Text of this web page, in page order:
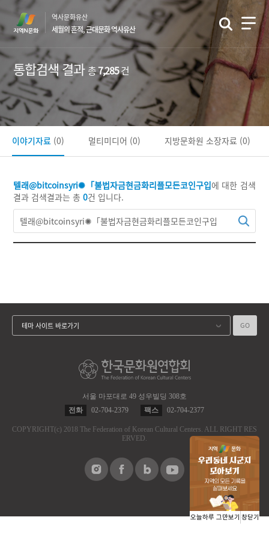
문
바
로
기
역사문화유산
세월의 흔적, 근대문화 역사유산
통합검색 결과총7,285건
텔래@bitcoinsyri✺「불법자금현금화리플모든코인구입에 대한 검색
결과 검색결과는 총0건 입니다.
이야기자료 (0) 멀티미디어 (0) 지방문화원 소장자료 (0)
서울 마포대로 49 성우빌딩 308호
전화
02-704-2379 팩스 02-704-2377
COPYRIGHT(c) 2018 The Federation of Korean Cultural Centers. ALL RIGHT RES
ERVED.
테마 사이트 바로가기 GO
오늘하루 그만보기 창닫기